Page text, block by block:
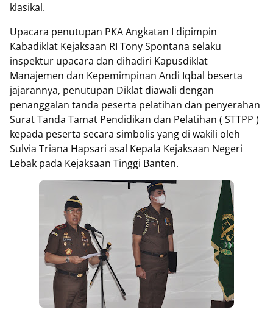
klasikal.
Upacara penutupan PKA Angkatan I dipimpin
Kabadiklat Kejaksaan RI Tony Spontana selaku
inspektur upacara dan dihadiri Kapusdiklat
Manajemen dan Kepemimpinan Andi Iqbal beserta
jajarannya, penutupan Diklat diawali dengan
penanggalan tanda peserta pelatihan dan penyerahan
Surat Tanda Tamat Pendidikan dan Pelatihan ( STTPP )
kepada peserta secara simbolis yang di wakili oleh
Sulvia Triana Hapsari asal Kepala Kejaksaan Negeri
Lebak pada Kejaksaan Tinggi Banten.